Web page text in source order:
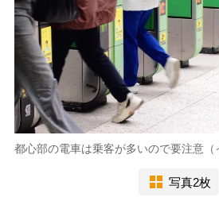
都心部の電車は乗客が多いので要注意（
写真2枚